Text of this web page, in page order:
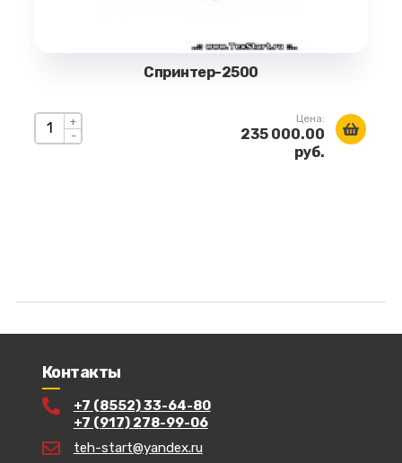
Спринтер-2500
+
-
Цена:
235 000.00
руб.
Контакты
+7 (8552) 33-64-80
+7 (917) 278-99-06
teh-start@yandex.ru